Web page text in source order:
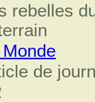
rebelles
de